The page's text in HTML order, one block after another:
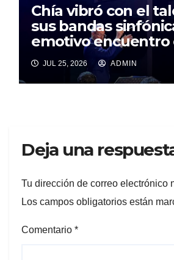
Chía vibró con el
sus bandas
emotivo encuentro
JUL 25, 2026 ADMIN
Deja una
Tu dirección de correo electrónico
Los campos obligatorios están
Comentario *